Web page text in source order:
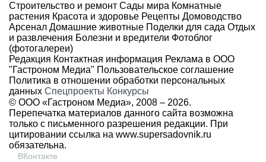
Строительство и ремонт Сады мира Комнатные
растения Красота и здоровье Рецепты Домоводство
Арсенал Домашние животные Поделки для сада Отдых
и развлечения Болезни и вредители Фотоблог
(фотогалереи)
Редакция Контактная информация Реклама в ООО
"Гастроном Медиа" Пользовательское соглашение
Политика в отношении обработки персональных
данных Спецпроекты Конкурсы
© ООО «Гастроном Медиа», 2008 – 2026.
Перепечатка материалов данного сайта возможна
только с письменного разрешения редакции. При
цитировании ссылка на www.supersadovnik.ru
обязательна.
ВКонтакте